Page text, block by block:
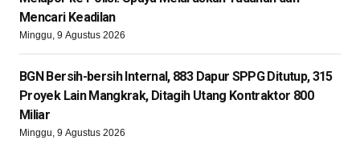
Mencari Keadilan
Minggu, 9 Agustus 2026
BGN Bersih-bersih Internal, 883 Dapur SPPG Ditutup, 315
Proyek Lain Mangkrak, Ditagih Utang Kontraktor 800
Miliar
Minggu, 9 Agustus 2026